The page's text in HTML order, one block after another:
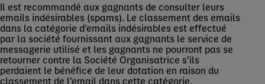
Il est recommandé aux gagnants de consulter leurs
emails indésirables (spams). Le classement des emails
dans la catégorie d’emails indésirables est effectué
par la société fournissant aux gagnants le service de
messagerie utilisé et les gagnants ne pourront pas se
retourner contre la Société Organisatrice s’ils
perdaient le bénéfice de leur dotation en raison du
classement de l’email dans cette catégorie.